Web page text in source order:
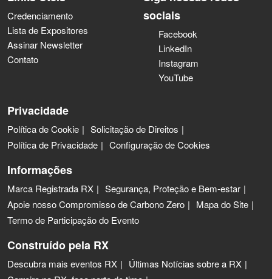
Credenciamento
Lista de Expositores
Assinar Newsletter
Contato
sociais
Facebook
LinkedIn
Instagram
YouTube
Privacidade
Política de Cookie
Solicitação de Direitos
Política de Privacidade
Configuração de Cookies
Informações
Marca Registrada RX
Segurança, Proteção e Bem-estar
Apoie nosso Compromisso de Carbono Zero
Mapa do Site
Termo de Participação do Evento
Construído pela RX
Descubra mais eventos RX
Últimas Notícias sobre a RX